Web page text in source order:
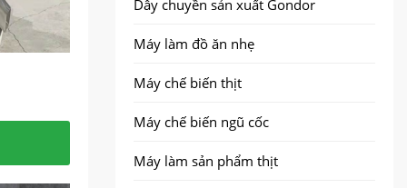
Dây chuyền sản xuất Gondor
Máy làm đồ ăn nhẹ
Máy chế biến thịt
Máy chế biến ngũ cốc
Máy làm sản phẩm thịt